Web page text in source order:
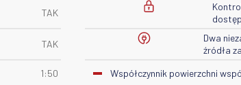
TAK
dostęp
TAK
Dwa
źródła
1:50 Współczynnik powierzchni